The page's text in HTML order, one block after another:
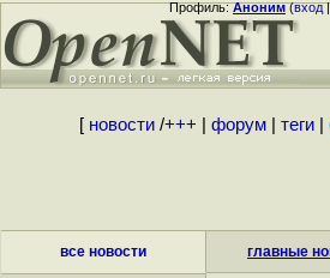
Профиль:Аноним(вход
[ новости/+++ форум| теги|
все новости главные